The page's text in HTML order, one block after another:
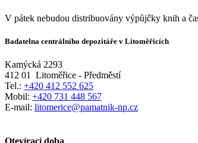
V pátek nebudou distribuovány výpůjčky knih a
Badatelna centrálního depozitáře v Litoměřicích
Kamýcká 2293
412 01
Litoměřice - Předměstí
Tel.: +420 412 552 625
Mobil: +420 731 448 567
E-mail: litomerice@pamatnik-np.cz